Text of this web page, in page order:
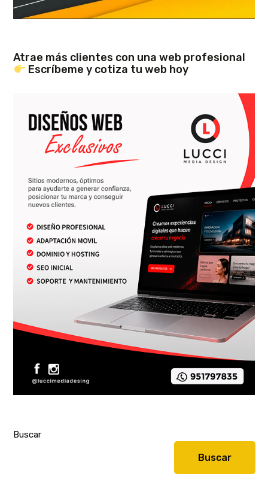
Atrae más clientes con una web profesional
Escríbeme y cotiza tu web hoy
Buscar
Buscar